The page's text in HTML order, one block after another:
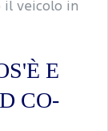
il veicolo in
E
CO-